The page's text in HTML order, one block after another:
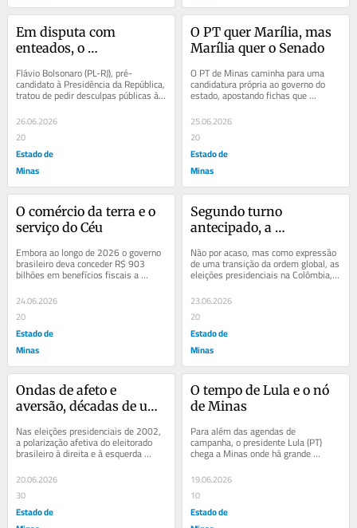
Em disputa com
enteados, o
Michelle
Flávio Bolsonaro (PL-RJ), pré-
candidato à Presidência da República,
tratou de pedir desculpas públicas à
madrasta Michelle Bolsonaro. Mas,
sob...
26.06.2026
20
Estado de
Minas
O PT quer Marília, mas
Marília quer o Senado
O PT de Minas caminha para uma
candidatura própria ao governo do
estado, apostando fichas que
convencerá a ex-prefeita de
Contagem Marília Campos...
25.06.2026
20
Estado de
Minas
O comércio da terra e o
serviço do Céu
Embora ao longo de 2026 o governo
brasileiro deva conceder R$ 903
bilhões em benefícios fiscais a
nacional, segundo...
24.06.2026
20
Estado de
Minas
Segundo turno
antecipado, a
Não por acaso, mas como expressão
de uma transição da ordem global, as
eleições presidenciais na Colômbia,
no Brasil, no Peru, entre outras...
23.06.2026
20
Estado de
Minas
Ondas de afeto e
aversão, décadas de um
Nas eleições presidenciais de 2002,
a polarização afetiva do eleitorado
brasileiro à direita e à esquerda
alcançava 31% de pessoas
mobilizadas...
20.06.2026
30
Estado de
O tempo de Lula e o nó
de Minas
Para além das agendas de
campanha, o presidente Lula (PT)
chega a Minas onde há grande
expectativa entre potenciais aliados e
aliados tradicionais...
19.06.2026
10
Estado de